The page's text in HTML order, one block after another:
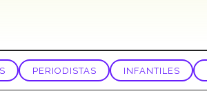
PERIODISTAS INFANTILES